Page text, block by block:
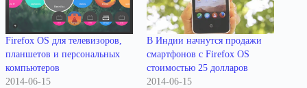
Firefox OS для телевизоров,
планшетов и персональных
компьютеров
2014-06-15
В Индии начнутся продажи
смартфонов с Firefox OS
стоимостью 25 долларов
2014-06-15